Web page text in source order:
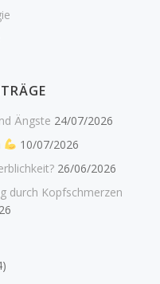
Ängste 24/07/2026
10/07/2026
26/06/2026
durch Kopfschmerzen